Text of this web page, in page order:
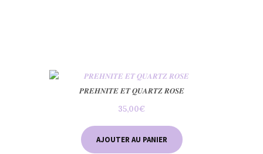
𝑷𝑹𝑬𝑯𝑵𝑰𝑻𝑬 𝑬𝑻 𝑸𝑼𝑨𝑹𝑻𝒁 𝑹𝑶𝑺𝑬
35,00€
AJOUTER AU PANIER